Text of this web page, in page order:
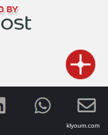
klyoum.com